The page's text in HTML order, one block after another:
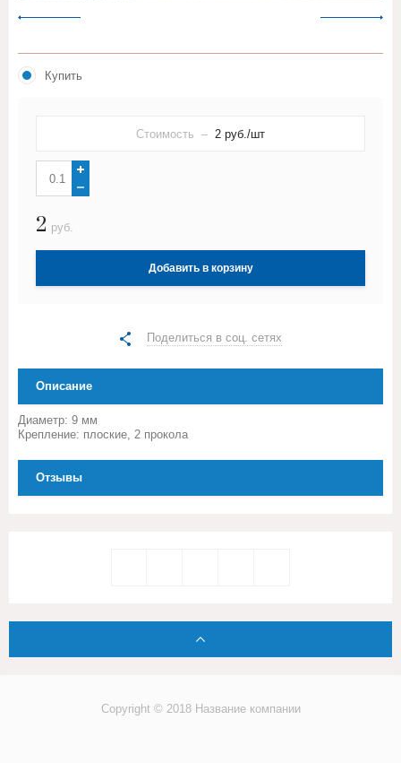
Купить
Стоимость – 2 руб./шт
2 руб.
Добавить в корзину
Поделиться в соц. сетях
Описание
Диаметр: 9 мм
Крепление: плоские, 2 прокола
Отзывы
Copyright © 2018 Название компании